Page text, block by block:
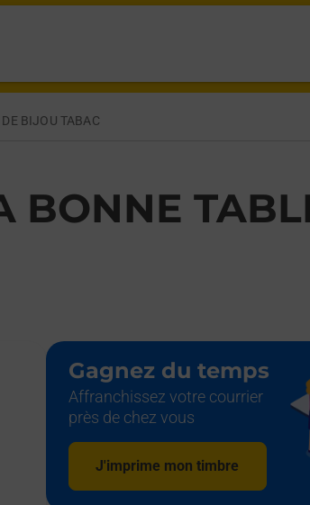
BIJOU TABAC
BONNE
Gagnez du temps
Affranchissez votre courrier
près de chez vous
J'imprime mon timbre